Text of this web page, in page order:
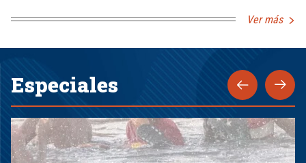
Ver más
Especiales